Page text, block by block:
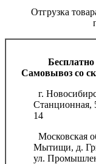
Отгрузка
Самовывоз со
г.
Станционная,
14
Московская
Мытищи, д.
ул.